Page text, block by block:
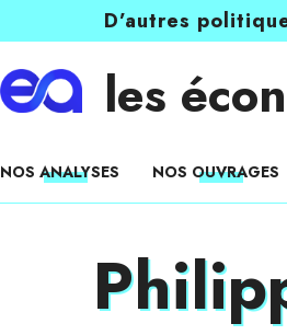
D’autres
les
NOS ANALYSES NOS OUVRAGES